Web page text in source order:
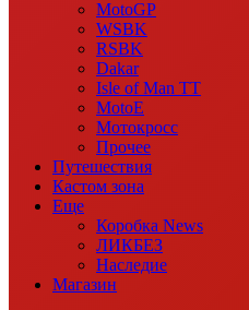
MotoGP
WSBK
RSBK
Dakar
Isle of Man TT
MotoE
Мотокросс
Прочее
Путешествия
Кастом зона
Еще
Коробка News
ЛИКБЕЗ
Наследие
Магазин